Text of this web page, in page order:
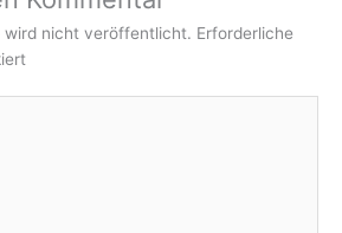
wird nicht veröffentlicht. Erforderliche